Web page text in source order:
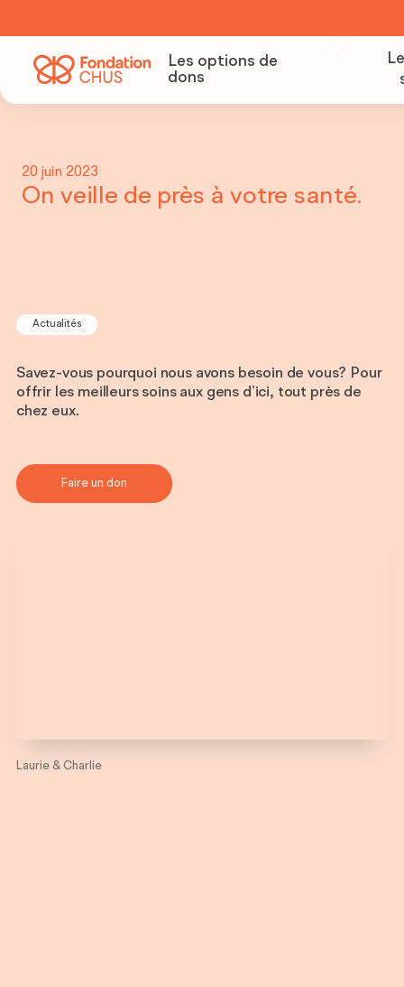
Les options de
dons
20 juin 2023
On veille de près à votre santé.
Actualités
Savez-vous pourquoi nous avons besoin de vous? Pour
offrir les meilleurs soins aux gens d’ici, tout près de
chez eux.
Faire un don
Laurie & Charlie